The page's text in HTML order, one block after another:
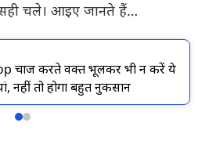
चले। आइए जानते हैं…
चार्ज करते वक्त भूलकर भी न करें ये
नहीं तो होगा बहुत नुकसान